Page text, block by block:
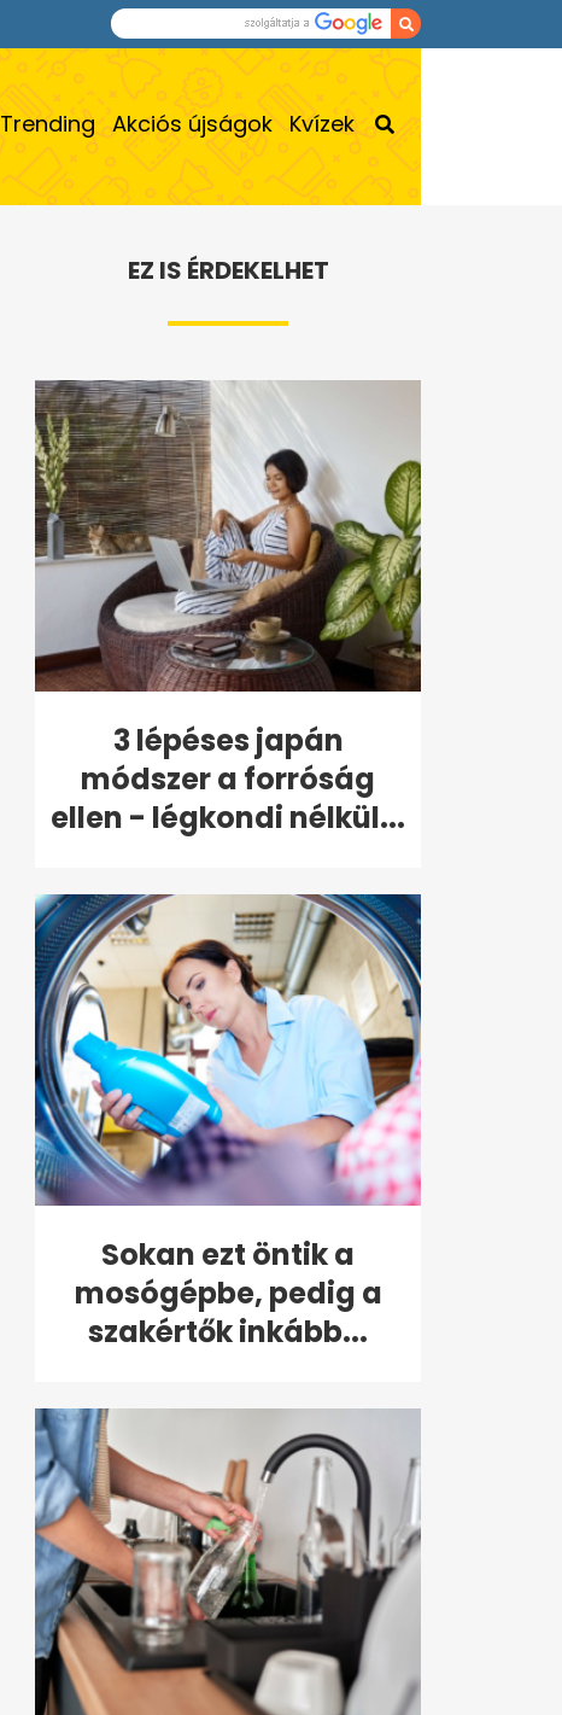
Trending Akciós újságok Kvízek
EZ IS ÉRDEKELHET
3 lépéses japán
módszer a forróság
ellen - légkondi nélkül...
Sokan ezt öntik a
mosógépbe, pedig a
szakértők inkább...